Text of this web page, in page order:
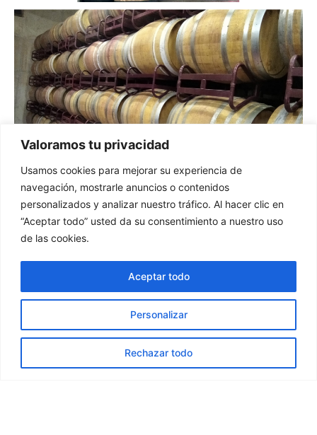
Valoramos tu privacidad
Usamos cookies para mejorar su experiencia de
navegación, mostrarle anuncios o contenidos
personalizados y analizar nuestro tráfico. Al hacer clic en
“Aceptar todo” usted da su consentimiento a nuestro uso
de las cookies.
Personalizar
Rechazar todo
Aceptar todo
Barricas Usadas/Exvino
buscan calidad y carácter a un precio accesible.